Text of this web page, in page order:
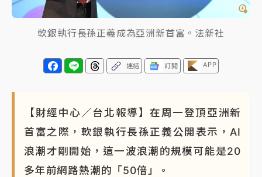
台東農業處長涉圖利渡假村！東檢抗告成功 今重開羈
押庭
雨熱區曝
軟銀執行長孫正義成為亞洲新首富。法新社
連結 訂閱 APP
【財經中心／台北報導】在周一登頂亞洲新
首富之際，軟銀執行長孫正義公開表示，AI
浪潮才剛開始，這一波浪潮的規模可能是20
多年前網路熱潮的「50倍」。